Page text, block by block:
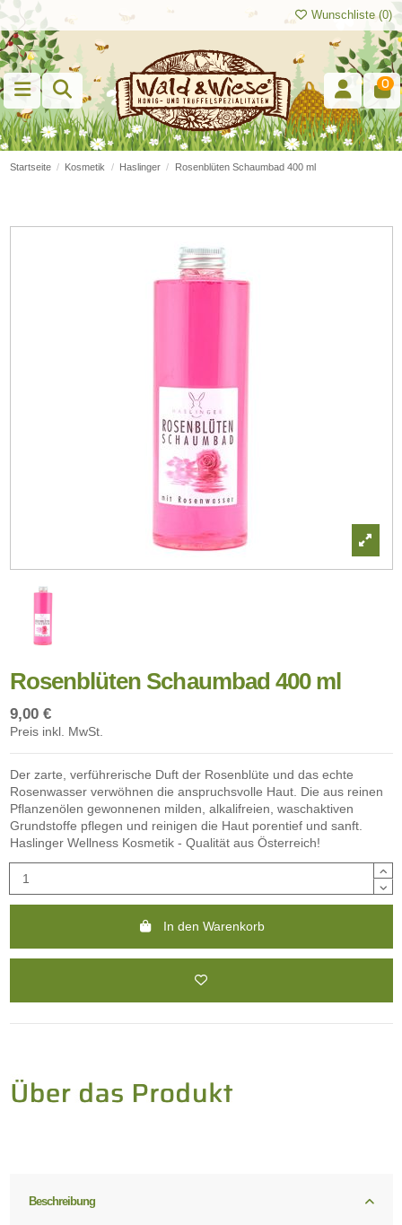
Wunschliste (0)
0
Startseite Kosmetik Haslinger Rosenblüten Schaumbad 400 ml
Rosenblüten Schaumbad 400 ml
9,00 €
Preis inkl. MwSt.
Der zarte, verführerische Duft der Rosenblüte und das echte
Rosenwasser verwöhnen die anspruchsvolle Haut. Die aus reinen
Pflanzenölen gewonnenen milden, alkalifreien, waschaktiven
Grundstoffe pflegen und reinigen die Haut porentief und sanft.
Haslinger Wellness Kosmetik - Qualität aus Österreich!
In den Warenkorb
Beschreibung